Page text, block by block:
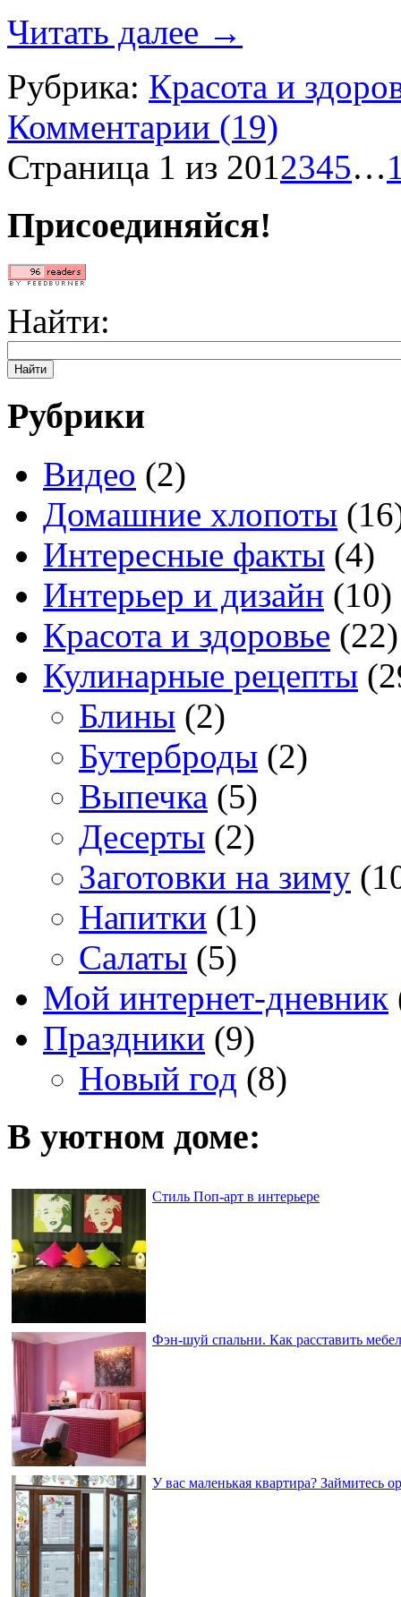
Читать далее →
Рубрика: Красота и
Комментарии (19)
Страница 1 из 2012345…
Присоединяйся!
Найти:
Рубрики
Видео (2)
Домашние хлопоты
Интересные факты (4)
Интерьер и дизайн (10)
Красота и здоровье (22)
Кулинарные рецепты
Блины (2)
Бутерброды (2)
Выпечка (5)
Десерты (2)
Заготовки на зиму
Напитки (1)
Салаты (5)
Мой интернет-дневник
Праздники (9)
Новый год (8)
В уютном доме:
Стиль Поп-арт в интерьере
Фэн-шуй спальни. Как расставить
У вас маленькая квартира? Займитесь